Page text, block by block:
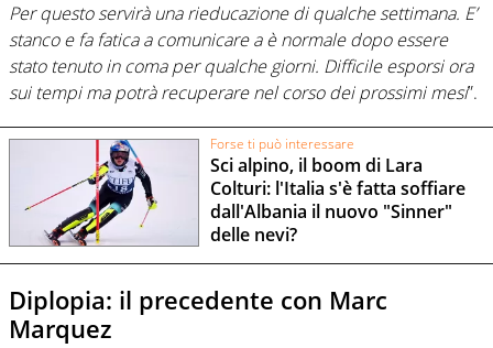
Per questo servirà una rieducazione di qualche settimana. E’
stanco e fa fatica a comunicare a è normale dopo essere
stato tenuto in coma per qualche giorni. Difficile esporsi ora
sui tempi ma potrà recuperare nel corso dei prossimi mesi”.
Forse ti può interessare
Sci alpino, il boom di Lara
Colturi: l'Italia s'è fatta soffiare
dall'Albania il nuovo "Sinner"
delle nevi?
Diplopia: il precedente con Marc
Marquez